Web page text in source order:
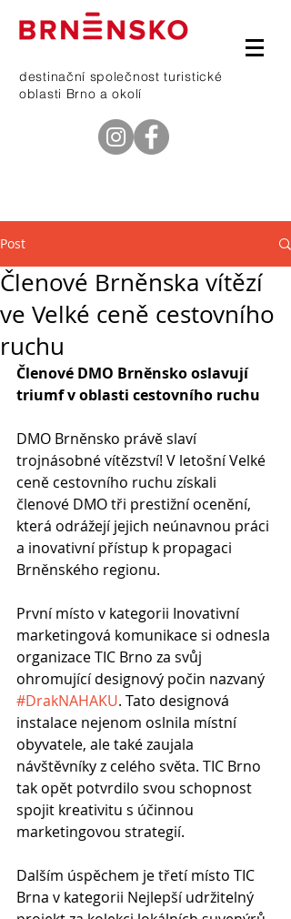
destinační společnost turistické
oblasti Brno a okolí
Post
Členové Brněnska vítězí
ve Velké ceně cestovního
ruchu
Členové DMO Brněnsko oslavují
triumf v oblasti cestovního ruchu
DMO Brněnsko právě slaví
trojnásobné vítězství! V letošní Velké
ceně cestovního ruchu získali
členové DMO tři prestižní ocenění,
která odrážejí jejich neúnavnou práci
a inovativní přístup k propagaci
Brněnského regionu.
První místo v kategorii Inovativní
marketingová komunikace si odnesla
organizace TIC Brno za svůj
ohromující designový počin nazvaný
#DrakNAHAKU. Tato designová
instalace nejenom oslnila místní
obyvatele, ale také zaujala
návštěvníky z celého světa. TIC Brno
tak opět potvrdilo svou schopnost
spojit kreativitu s účinnou
marketingovou strategií.
Dalším úspěchem je třetí místo TIC
Brna v kategorii Nejlepší udržitelný